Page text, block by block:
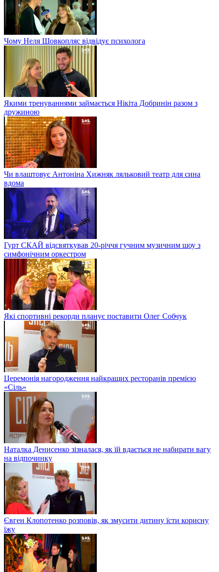
Чому Неля Шовкопляс відвідує психолога
Якими тренуваннями займається Нікіта Добринін разом з
дружиною
Чи влаштовує Антоніна Хижняк ляльковий театр для сина
вдома
Гурт СКАЙ відсвяткував 20-річчя гучним музичним шоу з
симфонічним оркестром
Які спортивні рекорди планує поставити Олег Собчук
Церемонія нагородження найкращих ресторанів премією
«Сіль»
Наталка Денисенко зізналася, як їй вдається не набирати вагу
на відпочинку
Євген Клопотенко розповів, як змусити дитину їсти корисну
їжу